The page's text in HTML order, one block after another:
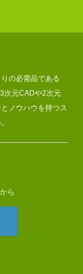
の必需品である
次元CADや2次元
ノウハウを持つス
ら